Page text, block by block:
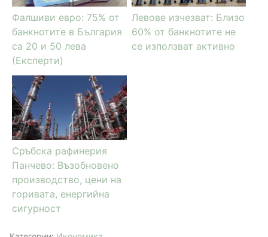
Фалшиви евро: 75% от
банкнотите в България
са 20 и 50 лева
(Експерти)
Левове изчезват: Близо
60% от банкнотите не
се използват активно
Сръбска рафинерия
Панчево: Възобновено
производство, цени на
горивата, енергийна
сигурност